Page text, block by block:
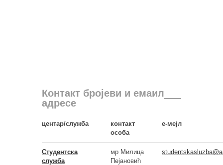
Контакт бројеви и емаил
адресе
центар/служба
контакт
особа
е-мејл
Студентска
служба
мр Милица
Пејановић